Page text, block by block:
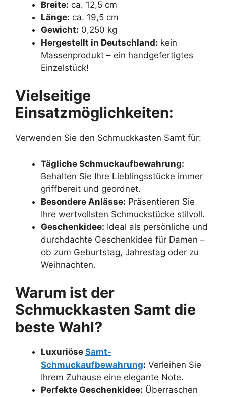
Breite: ca. 12,5 cm
Länge: ca. 19,5 cm
Gewicht: 0,250 kg
Hergestellt in Deutschland: kein
Massenprodukt – ein handgefertigtes
Einzelstück!
Vielseitige
Einsatzmöglichkeiten:
Verwenden Sie den Schmuckkasten Samt für:
Tägliche Schmuckaufbewahrung:
Behalten Sie Ihre Lieblingsstücke immer
griffbereit und geordnet.
Besondere Anlässe: Präsentieren Sie
Ihre wertvollsten Schmuckstücke stilvoll.
Geschenkidee: Ideal als persönliche und
durchdachte Geschenkidee für Damen –
ob zum Geburtstag, Jahrestag oder zu
Weihnachten.
Warum ist der
Schmuckkasten Samt die
beste Wahl?
Luxuriöse Samt-
Schmuckaufbewahrung: Verleihen Sie
Ihrem Zuhause eine elegante Note.
Perfekte Geschenkidee: Überraschen